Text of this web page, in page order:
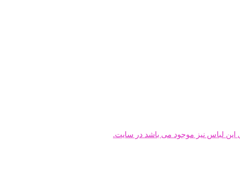
لباس نیز موجود می باشد در سایت.